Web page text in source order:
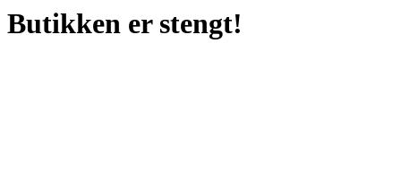
Butikken er stengt!